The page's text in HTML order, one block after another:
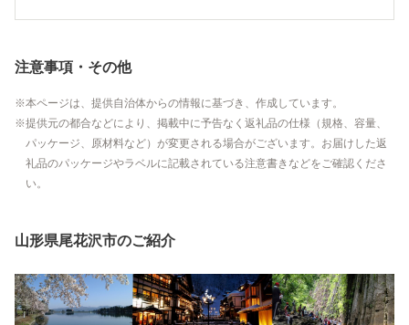
注意事項・その他
本ページは、提供自治体からの情報に基づき、作成しています。
提供元の都合などにより、掲載中に予告なく返礼品の仕様（規格、容量、
パッケージ、原材料など）が変更される場合がございます。お届けした返
礼品のパッケージやラベルに記載されている注意書きなどをご確認くださ
い。
山形県尾花沢市のご紹介